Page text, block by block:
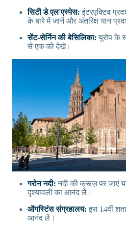
सिटी डे एल'एस्पेस:इंटरएक्टिव
के बारे में जानें और अंतरिक्ष यान
सेंट-सेर्निन की बेसिलिका: यूरोप के
से एक को देखें।
गरोन नदी:नदी की क्रूज़ पर जाएं
दृश्यावली का आनंद लें।
ऑगस्टिंस संग्रहालय: इस 14वीं
आनंद लें।